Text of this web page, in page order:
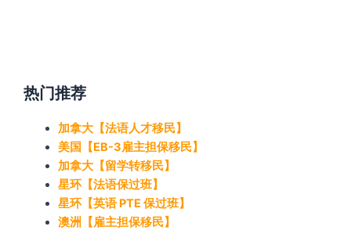
热门推荐
加拿大【法语人才移民】
美国【EB-3雇主担保移民】
加拿大【留学转移民】
星环【法语保过班】
星环【英语 PTE 保过班】
澳洲【雇主担保移民】